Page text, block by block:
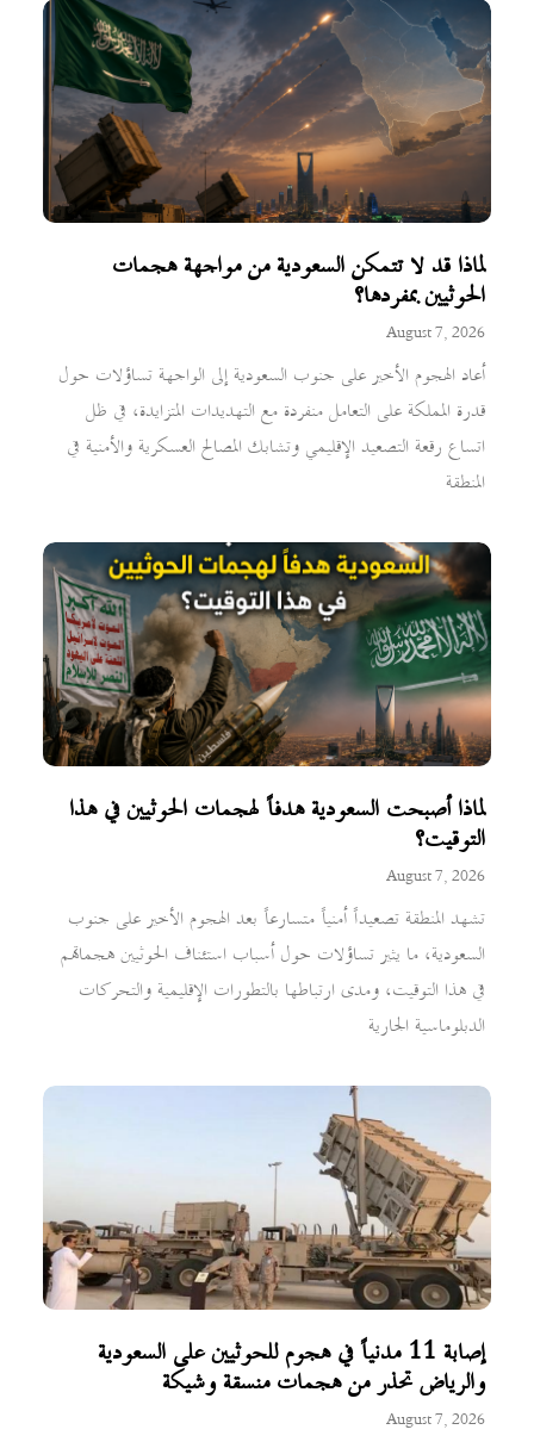
لماذا قد لا تتمكن السعودية من مواجهة هجمات
الحوثيين بمفردها؟
August 7, 2026
أعاد الهجوم الأخير على جنوب السعودية إلى الواجهة تساؤلات حول
قدرة المملكة على التعامل منفردة مع التهديدات المتزايدة، في ظل
اتساع رقعة التصعيد الإقليمي وتشابك المصالح العسكرية والأمنية في
المنطقة
لماذا أصبحت السعودية هدفاً لهجمات الحوثيين في هذا
التوقيت؟
August 7, 2026
تشهد المنطقة تصعيداً أمنياً متسارعاً بعد الهجوم الأخير على جنوب
السعودية، ما يثير تساؤلات حول أسباب استئناف الحوثيين هجماتهم
في هذا التوقيت، ومدى ارتباطها بالتطورات الإقليمية والتحركات
الدبلوماسية الجارية
إصابة 11 مدنياً في هجوم للحوثيين على السعودية
والرياض تحذر من هجمات منسقة وشيكة
August 7, 2026